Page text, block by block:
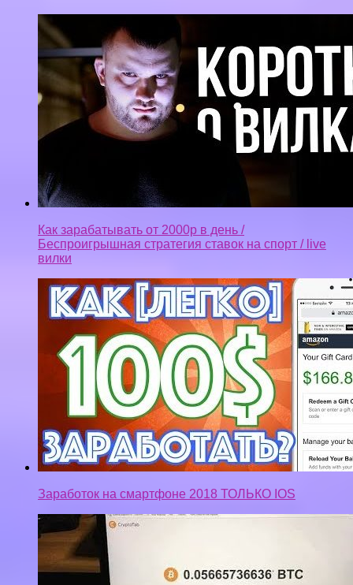
Беспроигрышная стратегия ставок на спорт / live
вилки
Заработок на смартфоне 2018 ТОЛЬКО IOS
РАСШИРЕНИЕ КОТОРОЕ ПЛАТИТ В БИТКОИНАХ!
ЗАРАБОТОК БИТКОИН БЕЗ ВЛОЖЕНИЙ